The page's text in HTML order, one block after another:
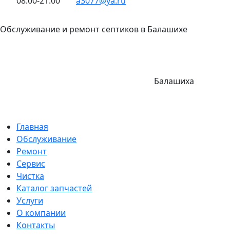
Обслуживание и ремонт септиков в Балашихе
Балашиха
Главная
Обслуживание
Ремонт
Сервис
Чистка
Каталог запчастей
Услуги
О компании
Контакты